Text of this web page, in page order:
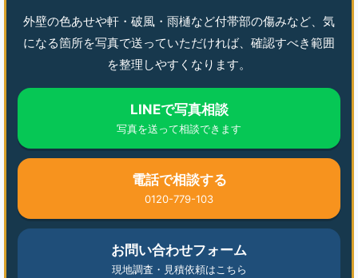
外壁の色あせや軒・破風・雨樋など付帯部の傷みなど、気
になる箇所を写真で送っていただければ、確認すべき範囲
を整理しやすくなります。
LINEで写真相談
写真を送って相談できます
電話で相談する
0120-779-103
お問い合わせフォーム
現地調査・見積依頼はこちら